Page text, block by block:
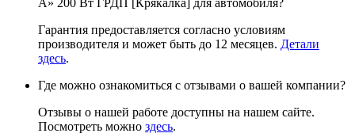
Гарантия предоставляется согласно условиям
производителя и может быть до 12 месяцев. Детали
здесь.
Где можно ознакомиться с отзывами о вашей компании?
Отзывы о нашей работе доступны на нашем сайте.
Посмотреть можно здесь.